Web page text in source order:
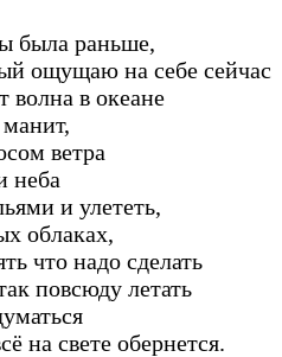
была раньше,
ощущаю на себе сейчас
волна в океане
ветра
неба
и улететь,
облаках,
что надо сделать
повсюду летать
на свете обернется.